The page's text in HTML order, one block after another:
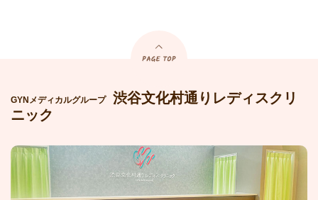
GYNメディカルグループ
渋谷文化村通りレディスクリ
ニック